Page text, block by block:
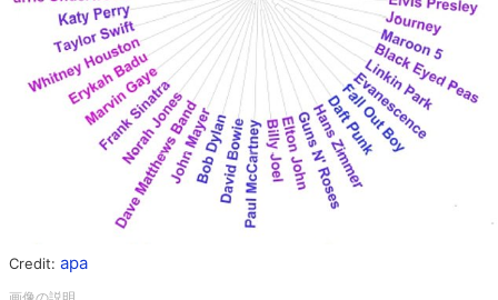
Credit: apa